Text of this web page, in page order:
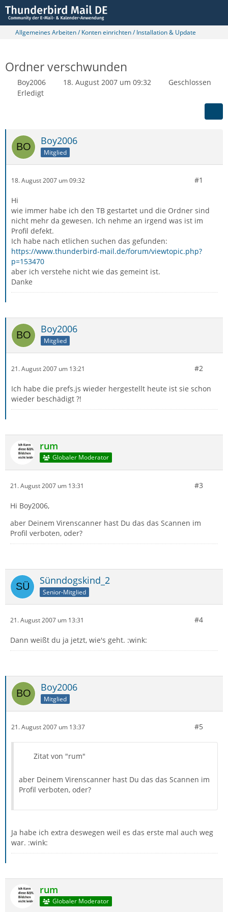
Allgemeines Arbeiten / Konten einrichten / Installation & Update
Ordner verschwunden
Boy2006 18. August 2007 um 09:32
Geschlossen
Erledigt
Boy2006
Mitglied
18. August 2007 um 09:32 #1
Hi
wie immer habe ich den TB gestartet und die Ordner sind
nicht mehr da gewesen. Ich nehme an irgend was ist im
Profil defekt.
Ich habe nach etlichen suchen das gefunden:
https://www.thunderbird-mail.de/forum/viewtopic.php?
p=153470
aber ich verstehe nicht wie das gemeint ist.
Danke
Boy2006
Mitglied
21. August 2007 um 13:21 #2
Ich habe die prefs.js wieder hergestellt heute ist sie schon
wieder beschädigt ?!
rum
Globaler Moderator
21. August 2007 um 13:31 #3
Hi Boy2006,
aber Deinem Virenscanner hast Du das das Scannen im
Profil verboten, oder?
Sünndogskind_2
Senior-Mitglied
21. August 2007 um 13:31 #4
Dann weißt du ja jetzt, wie's geht. :wink:
Boy2006
Mitglied
21. August 2007 um 13:37 #5
Zitat von "rum"
aber Deinem Virenscanner hast Du das das Scannen im
Profil verboten, oder?
Ja habe ich extra deswegen weil es das erste mal auch weg
war. :wink:
rum
Globaler Moderator